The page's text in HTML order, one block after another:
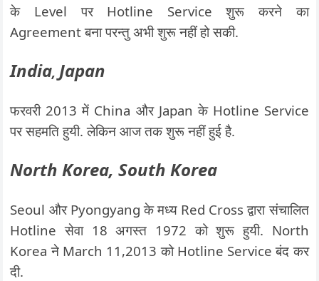
के Level पर Hotline Service शुरू करने का
Agreement बना परन्तु अभी शुरू नहीं हो सकी.
India, Japan
फरवरी 2013 में China और Japan के Hotline Service
पर सहमति हुयी. लेकिन आज तक शुरू नहीं हुई है.
North Korea, South Korea
Seoul और Pyongyang के मध्य Red Cross द्वारा संचालित
Hotline सेवा 18 अगस्त 1972 को शुरू हुयी. North
Korea ने March 11,2013 को Hotline Service बंद कर
दी.